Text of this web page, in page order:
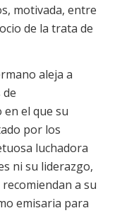
motivada, entre
de la trata de
aleja a
el que su
por los
luchadora
ni su liderazgo,
a su
emisaria para